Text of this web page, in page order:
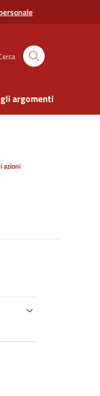
argomenti
azioni